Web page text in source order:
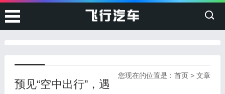
您现在的位置是：首页 >文章
预见“空中出行”，遇